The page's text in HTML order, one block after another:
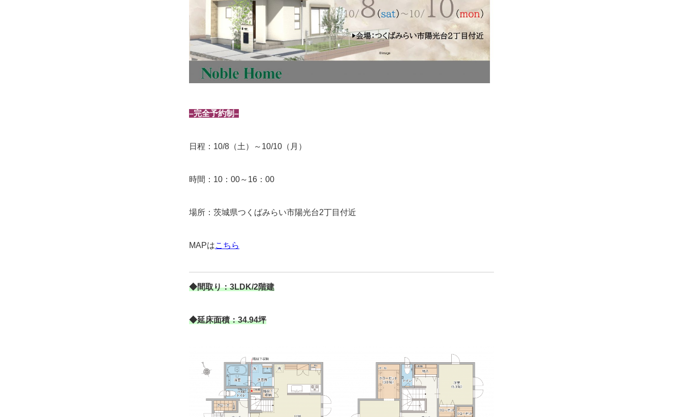
–完全予約制–
日程：10/8（土）～10/10（月）
時間：10：00～16：00
場所：茨城県つくばみらい市陽光台2丁目付近
MAPはこちら
◆間取り：3LDK/2階建
◆延床面積：34.94坪